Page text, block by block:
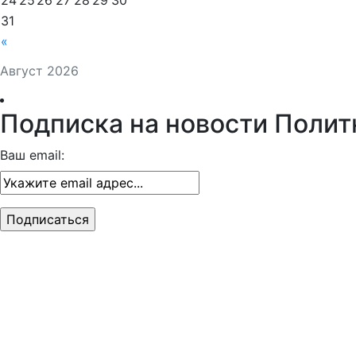
Август 2026
«
31
Подписка на новости
Ваш email: